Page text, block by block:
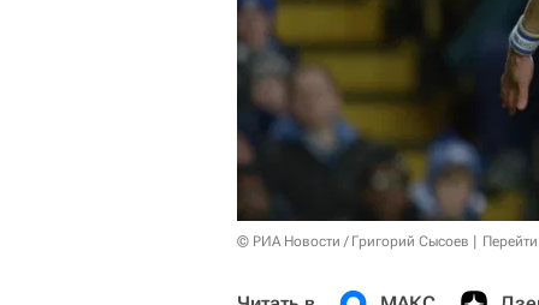
© РИА Новости / Григорий Сысоев